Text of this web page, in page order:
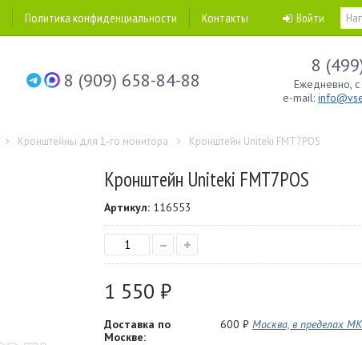
Политика конфиденциальности Контакты Войти
8 (909) 658-84-88
8
Ежедневно,
e-mail:
Кронштейны для 1-го монитора Кронштейн Uniteki FMT7POS
Кронштейн Uniteki FMT7POS
Артикул: 116553
– +
1 550 ₽
Доставка по
Москве:
600 ₽ Москва, в пределах